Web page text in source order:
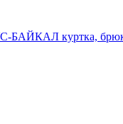
БАЙКАЛ куртка,